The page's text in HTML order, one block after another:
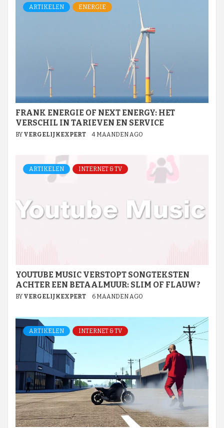
ARTIKELEN ENERGIE
FRANK ENERGIE OF NEXT ENERGY: HET
VERSCHIL IN TARIEVEN EN SERVICE
BY VERGELIJKEXPERT 4 MAANDEN AGO
ARTIKELEN INTERNET & TV
YOUTUBE MUSIC VERSTOPT SONGTEKSTEN
ACHTER EEN BETAALMUUR: SLIM OF FLAUW?
BY VERGELIJKEXPERT 6 MAANDEN AGO
ARTIKELEN INTERNET & TV